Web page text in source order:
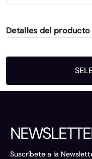
Detalles del producto
Suscríbete a la